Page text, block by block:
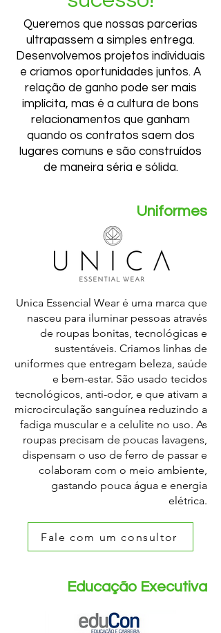
Queremos que nossas parcerias
ultrapassem a simples entrega.
Desenvolvemos projetos individuais
e criamos oportunidades juntos. A
relação de ganho pode ser mais
implícita, mas é a cultura de bons
relacionamentos que ganham
quando os contratos saem dos
lugares comuns e são construídos
de maneira séria e sólida.
Uniformes
Unica Essencial Wear é uma marca que
nasceu para iluminar pessoas através
de roupas bonitas, tecnológicas e
sustentáveis. Criamos linhas de
uniformes que entregam beleza, saúde
e bem-estar. São usado tecidos
tecnológicos, anti-odor, e que ativam a
microcirculação sanguínea reduzindo a
fadiga muscular e a celulite no uso. As
roupas precisam de poucas lavagens,
dispensam o uso de ferro de passar e
colaboram com o meio ambiente,
gastando pouca água e energia
elétrica.
Fale com um consultor
Educação Executiva